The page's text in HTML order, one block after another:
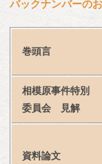
バックナンバーの
巻頭言
相模原事件特別
委員会　見解
資料論文